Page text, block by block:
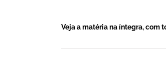
Veja a matéria na íntegra, com